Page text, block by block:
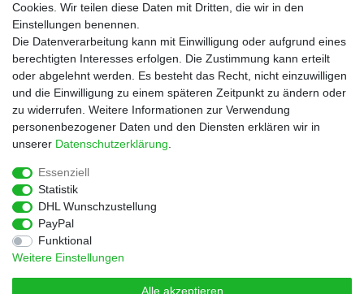
Service
Rezepte
Newsletter
Blog
Choco Patiss
|
Cookies. Wir teilen diese Daten mit Dritten, die wir in den
Einstellungen benennen.
Die Datenverarbeitung kann mit Einwilligung oder aufgrund eines
berechtigten Interesses erfolgen. Die Zustimmung kann erteilt
oder abgelehnt werden. Es besteht das Recht, nicht einzuwilligen
und die Einwilligung zu einem späteren Zeitpunkt zu ändern oder
zu widerrufen. Weitere Informationen zur Verwendung
personenbezogener Daten und den Diensten erklären wir in
unserer Daten­schutz­erklärung
Essenziell
Statistik
DHL Wunschzustellung
PayPal
Funktional
Weitere Einstellungen
Alle akzeptieren